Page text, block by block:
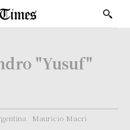
"Yusuf"
Mauricio Macri